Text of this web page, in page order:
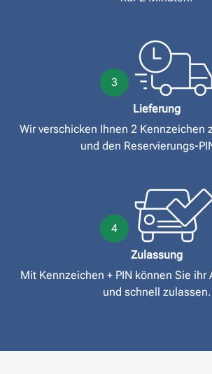
3
Lieferung
Wir verschicken Ihnen 2 Kennzeichen
und den Reservierungs-
4
Zulassung
Mit Kennzeichen + PIN können Sie ihr
und schnell zulassen.